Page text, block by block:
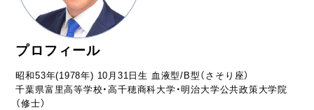
プロフィール
昭和53年(1978年) 10月31日生 血液型/B型（さそり座）
千葉県富里高等学校・高千穂商科大学・明治大学公共政策大学院
（修士）